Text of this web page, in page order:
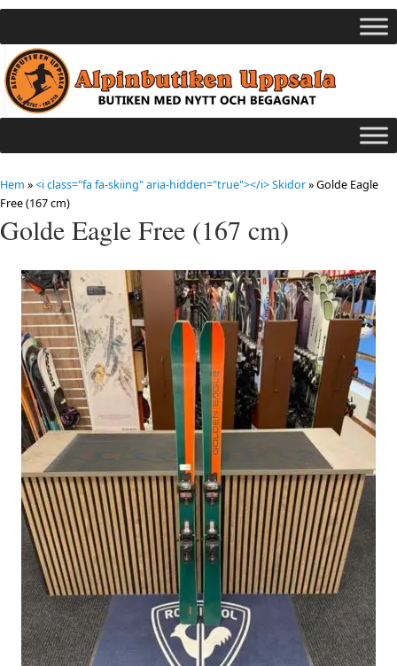
Hem »<i class="fa fa-skiing" aria-hidden="true"></i> Skidor»Golde Eagle
Free (167 cm)
Golde Eagle Free (167 cm)